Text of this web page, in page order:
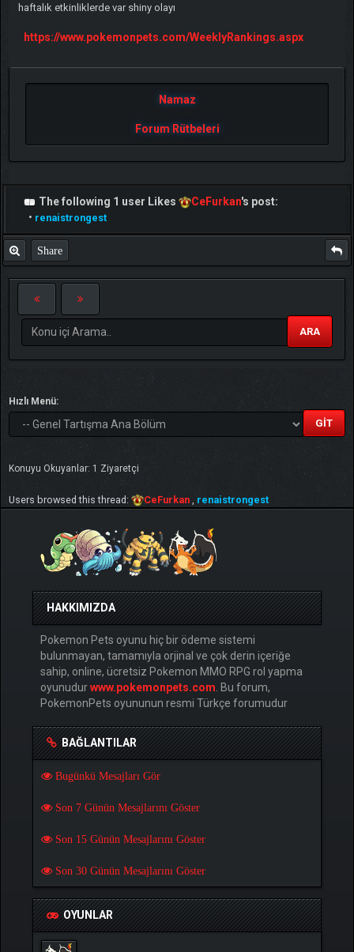
haftalık etkinliklerde var shiny olayı
https://www.pokemonpets.com/WeeklyRankings.aspx
Namaz
Forum Rütbeleri
The following 1 user Likes CeFurkan's post:
• renaistrongest
Share
ARA
Hızlı Menü:
Konuyu Okuyanlar: 1 Ziyaretçi
Users browsed this thread: CeFurkan renaistrongest
HAKKIMIZDA
Pokemon Pets oyunu hiç bir ödeme sistemi
bulunmayan, tamamıyla orjinal ve çok derin içeriğe
sahip, online, ücretsiz Pokemon MMO RPG rol yapma
oyunudurwww.pokemonpets.com . Bu forum,
PokemonPets oyununun resmi Türkçe forumudur
BAĞLANTILAR
Bugünkü Mesajları Gör
Son 7 Günün Mesajlarını Göster
Son 15 Günün Mesajlarını Göster
Son 30 Günün Mesajlarını Göster
OYUNLAR